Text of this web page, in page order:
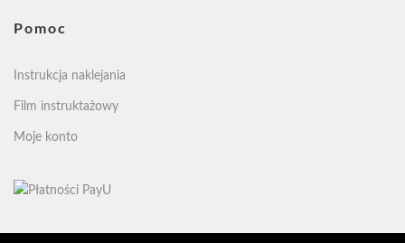
Pomoc
Instrukcja naklejania
Film instruktażowy
Moje konto